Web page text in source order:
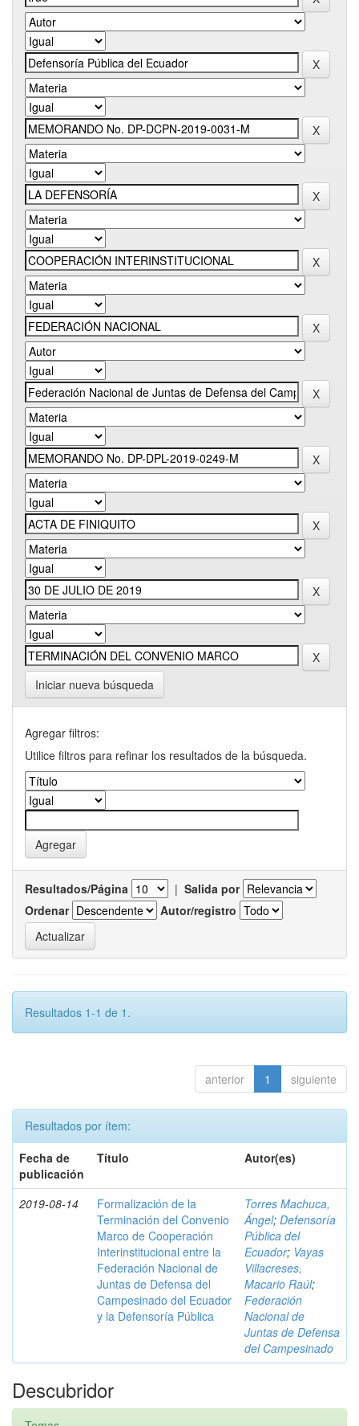
Iniciar nueva búsqueda
Agregar filtros:
Utilice filtros para refinar los resultados de la búsqueda.
Resultados/Página | Salida por
Ordenar
Autor/registro
Resultados 1-1 de 1.
anterior 1 siguiente
Resultados por ítem:
Fecha de
publicación
Título Autor(es)
2019-08-14
Formalización de la
Terminación del Convenio
Marco de Cooperación
Interinstitucional entre la
Federación Nacional de
Juntas de Defensa del
Campesinado del Ecuador
y la Defensoría Pública
Torres Machuca,
Ángel; Defensoría
Pública del
Ecuador; Vayas
Villacreses,
Macario Raúl;
Federación
Nacional de
Juntas de Defensa
del Campesinado
Descubridor